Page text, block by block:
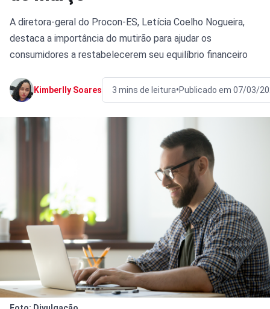
A diretora-geral do Procon-ES, Letícia Coelho Nogueira,
destaca a importância do mutirão para ajudar os
consumidores a restabelecerem seu equilíbrio financeiro
Kimberlly Soares 3 mins de leitura•Publicado em 07/03/